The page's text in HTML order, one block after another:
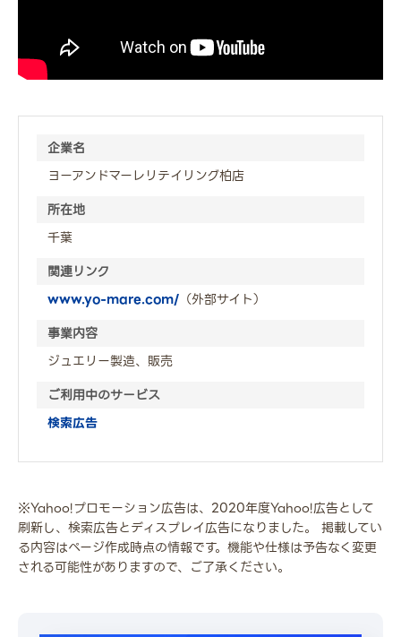
企業名
ヨーアンドマーレリテイリング柏店
所在地
千葉
関連リンク
www.yo-mare.com/ （外部サイト）
事業内容
ジュエリー製造、販売
ご利用中のサービス
検索広告
※Yahoo!プロモーション広告は、2020年度Yahoo!広告として
刷新し、検索広告とディスプレイ広告になりました。 掲載してい
る内容はページ作成時点の情報です。機能や仕様は予告なく変更
される可能性がありますので、ご了承ください。